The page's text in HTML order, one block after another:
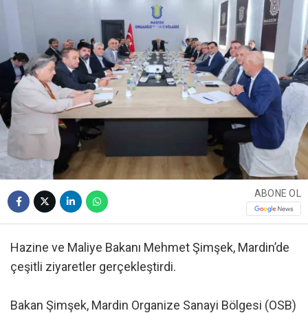
ABONE OL
Hazine ve Maliye Bakanı Mehmet Şimşek, Mardin’de
çeşitli ziyaretler gerçekleştirdi.
Bakan Şimşek, Mardin Organize Sanayi Bölgesi (OSB)